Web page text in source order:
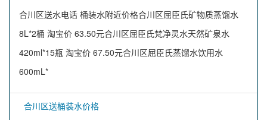
合川区送水电话 桶装水附近价格合川区屈臣氏矿物质蒸馏水
8L*2桶 淘宝价 63.50元合川区屈臣氏梵净灵水天然矿泉水
420ml*15瓶 淘宝价 67.50元合川区屈臣氏蒸馏水饮用水
600mL*
合川区送桶装水价格